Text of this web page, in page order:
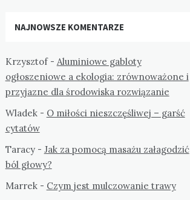
NAJNOWSZE KOMENTARZE
Krzysztof- Aluminiowe gabloty
ogłoszeniowe a ekologia: zrównoważone i
przyjazne dla środowiska rozwiązanie
Wladek- O miłości nieszczęśliwej – garść
cytatów
Taracy- Jak za pomocą masażu załagodzić
ból głowy?
Marrek- Czym jest mulczowanie trawy